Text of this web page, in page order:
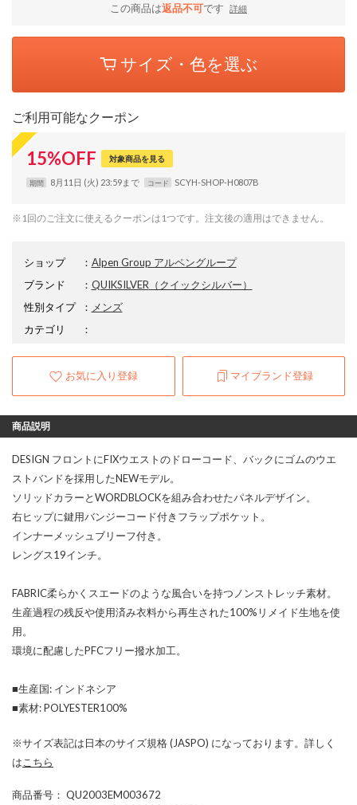
この商品は返品不可です 詳細
サイズ・色を選ぶ
ご利用可能なクーポン
15%OFF 対象商品を見る
期間 8月11日 (火) 23:59まで コード SCYH-SHOP-H0807B
※1回のご注文に使えるクーポンは1つです。注文後の適用はできません。
ショップ ： Alpen Group アルペングループ
ブランド
： QUIKSILVER （クイックシルバー）
性別タイプ
： メンズ
カテゴリ
：
お気に入り登録 マイブランド登録
商品説明
DESIGN フロントにFIXウエストのドローコード、バックにゴムのウエ
ストバンドを採用したNEWモデル。
ソリッドカラーとWORDBLOCKを組み合わせたパネルデザイン。
右ヒップに鍵用バンジーコード付きフラップポケット。
インナーメッシュブリーフ付き。
レングス19インチ。
FABRIC柔らかくスエードのような風合いを持つノンストレッチ素材。
生産過程の残反や使用済み衣料から再生された100%リメイド生地を使
用。
環境に配慮したPFCフリー撥水加工。
■生産国: インドネシア
■素材: POLYESTER100%
※サイズ表記は日本のサイズ規格 (JASPO) になっております。詳しく
は こちら
商品番号 ： QU2003EM003672